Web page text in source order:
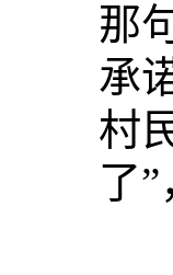
那
承
村
了